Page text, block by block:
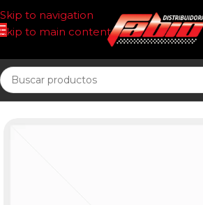
Skip to navigation
Skip to main content
Inicio PASTILLAS DE FRENO